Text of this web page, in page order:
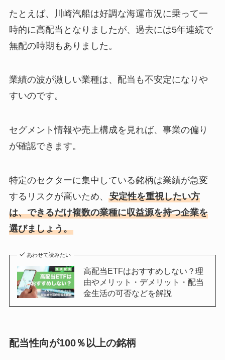
たとえば、川崎汽船は好調な海運市況に乗って一
時的に高配当となりましたが、過去には5年連続で
無配の時期もありました。
業績の波が激しい業種は、配当も不安定になりや
すいのです。
セグメント情報や売上構成を見れば、事業の偏り
が確認できます。
特定のセクターに集中している銘柄は業績が急変
するリスクが高いため、 安定性を重視したい方
は、できるだけ複数の業種に収益源を持つ企業を
選びましょう。
あわせて読みたい
高配当ETFはおすすめしない？理
由やメリット・デメリット・配当
金生活の可否などを解説
配当性向が100％以上の銘柄